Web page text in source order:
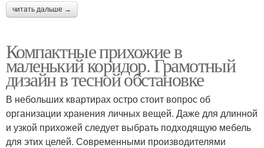
читать дальше →
Компактные прихожие в
маленький коридор. Грамотный
дизайн в тесной обстановке
В небольших квартирах остро стоит вопрос об
организации хранения личных вещей. Даже для длинной
и узкой прихожей следует выбрать подходящую мебель
для этих целей. Современными производителями